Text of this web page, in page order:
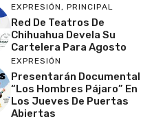
EXPRESIÓN , PRINCIPAL
Red De Teatros De
Chihuahua Devela Su
Cartelera Para Agosto
EXPRESIÓN
Presentarán Documental
“Los Hombres Pájaro” En
Los Jueves De Puertas
Abiertas